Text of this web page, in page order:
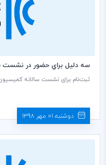
دوشنبه 01 مهر 1398